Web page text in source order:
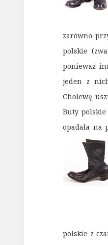
zarówno
polskie
ponieważ
jeden z
Cholewę
Buty polskie
opadała na
polskie z